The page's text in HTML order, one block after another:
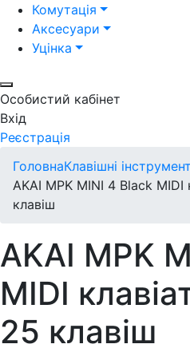
Комутація
Аксесуари
Уцінка
Особистий кабінет
Вхід
Реєстрація
ГоловнаКлавішні
AKAI MPK MINI 4 Black MIDI
клавіш
AKAI MPK
MIDI
25 клавіш